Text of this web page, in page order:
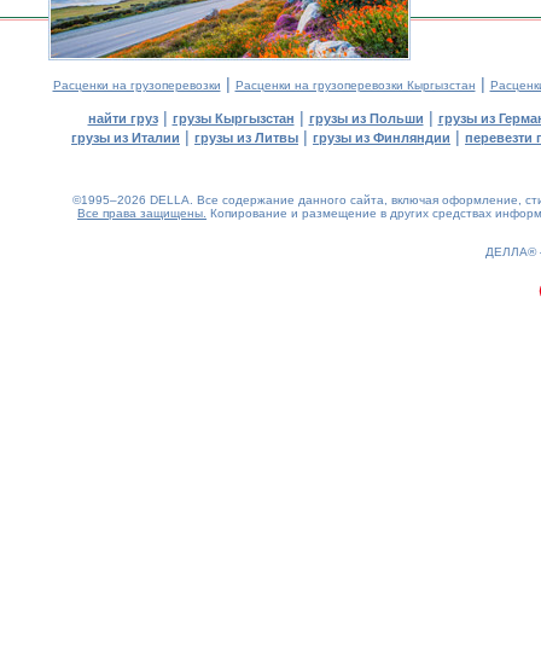
Расценки на грузоперевозки | Расценки на грузоперевозки Кыргызстан |
найти груз| грузы Кыргызстан | грузы из Польши | грузы из
грузы из Италии | грузы из Литвы | грузы из Финляндии | перевезти
©1995–2026 DELLA. Все содержание данного сайта, включая оформление,
Все права защищены. Копирование и размещение в других средствах